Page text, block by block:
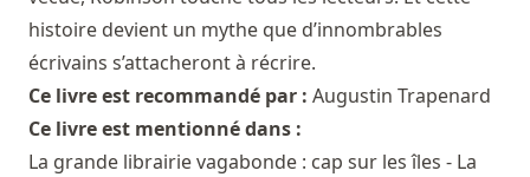
histoire devient un mythe que d’innombrables
écrivains s’attacheront à récrire.
Ce livre est recommandé par : Augustin Trapenard
Ce livre est mentionné dans :
La grande librairie vagabonde : cap sur les îles - La